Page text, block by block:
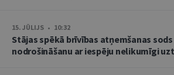
15. JŪLIJS • 10:32
Stājas spēkā brīvības atņemšanas
nodrošināšanu ar iespēju nelikumīgi